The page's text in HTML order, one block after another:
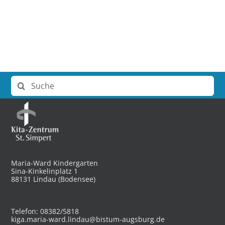
Suche
nach:
Maria-Ward Kindergarten
Sina-Kinkelinplatz 1
88131 Lindau (Bodensee)
Telefon: 08382/5818
kiga.maria-ward.lindau@bistum-augsburg.de